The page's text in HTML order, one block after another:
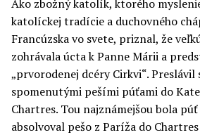
Ako zbožný katolík, ktorého
katolíckej tradície a duchovného
Francúzska vo svete, priznal, že
zohrávala úcta k Panne Márii a
„prvorodenej dcéry Cirkvi“. Preslávil
spomenutými pešími púťami do
Chartres. Tou najznámejšou bola
absolvoval pešo z Paríža do